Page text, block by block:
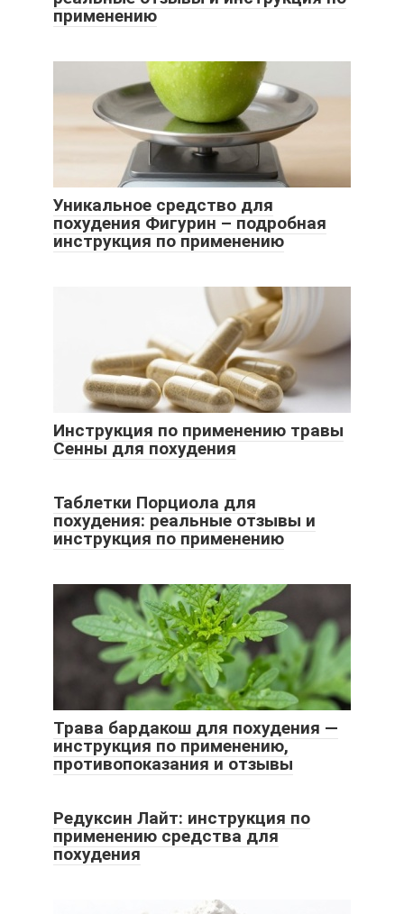
применению
Уникальное средство для
похудения Фигурин – подробная
инструкция по применению
Инструкция по применению травы
Сенны для похудения
Таблетки Порциола для
похудения: реальные отзывы и
инструкция по применению
Трава бардакош для похудения —
инструкция по применению,
противопоказания и отзывы
Редуксин Лайт: инструкция по
применению средства для
похудения